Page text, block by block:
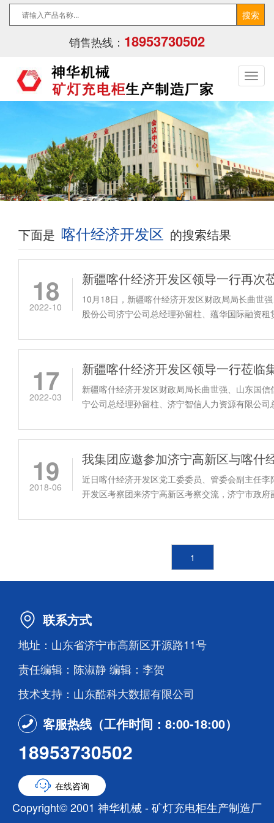
销售热线： 18953730502
下面是 喀什经济开发区 的搜索结果
18
2022-10
10月18日，新疆喀什经济开发区财政局局长曲世
股份公司济宁公司总经理孙留柱、蕴华国际融资租
17
2022-03
新疆喀什经济开发区财政局局长曲世强、山东国信
宁公司总经理孙留柱、济宁智信人力资源有限公司
19
2018-06
近日喀什经济开发区党工委委员、管委会副主任李
开发区考察团来济宁高新区考察交流，济宁市政府
1
联系方式
地址：山东省济宁市高新区开源路11号
责任编辑：陈淑静 编辑：李贺
技术支持：山东酷科大数据有限公司
客服热线（工作时间：8:00-18:00）
18953730502
在线咨询
Copyright© 2001 神华机械 - 矿灯充电柜生产制造厂